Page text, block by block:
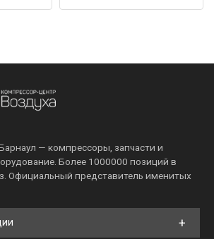
— компрессоры, запчасти и
Более 1000000 позиций в
Официальный представитель именитых